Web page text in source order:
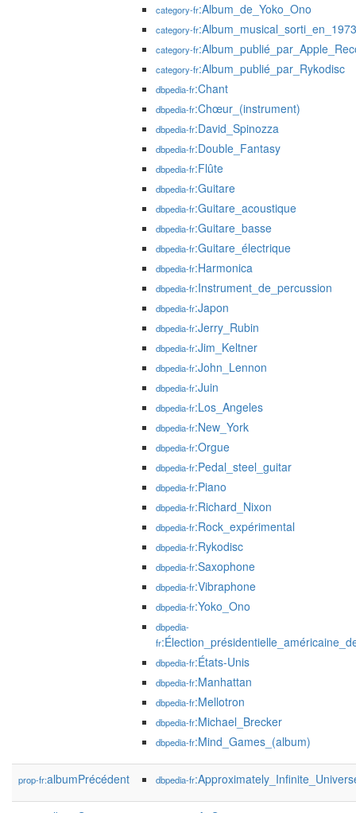
category-fr:Album_de_Yoko_Ono
category-fr:Album_musical_sorti_en_1973
category-fr
category-fr:Album_publié_par_Rykodisc
dbpedia-fr:Chant
dbpedia-fr:Chœur_(instrument)
dbpedia-fr:David_Spinozza
dbpedia-fr:Double_Fantasy
dbpedia-fr:Flûte
dbpedia-fr:Guitare
dbpedia-fr:Guitare_acoustique
dbpedia-fr:Guitare_basse
dbpedia-fr:Guitare_électrique
dbpedia-fr:Harmonica
dbpedia-fr:Instrument_de_percussion
dbpedia-fr:Japon
dbpedia-fr:Jerry_Rubin
dbpedia-fr:Jim_Keltner
dbpedia-fr:John_Lennon
dbpedia-fr:Juin
dbpedia-fr:Los_Angeles
dbpedia-fr:New_York
dbpedia-fr:Orgue
dbpedia-fr:Pedal_steel_guitar
dbpedia-fr:Piano
dbpedia-fr:Richard_Nixon
dbpedia-fr:Rock_expérimental
dbpedia-fr:Rykodisc
dbpedia-fr:Saxophone
dbpedia-fr:Vibraphone
dbpedia-fr:Yoko_Ono
dbpedia-
fr
dbpedia-fr:États-Unis
dbpedia-fr:Manhattan
dbpedia-fr:Mellotron
dbpedia-fr:Michael_Brecker
dbpedia-fr:Mind_Games_(album)
prop-fr:albumPrécédent dbpedia-fr